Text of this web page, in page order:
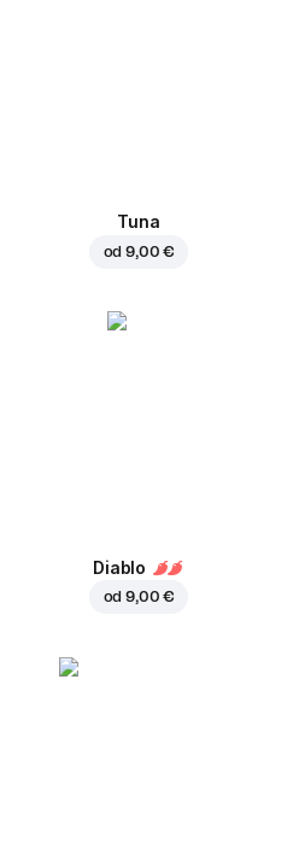
Tuna
od9,00 €
Diablo
od9,00 €